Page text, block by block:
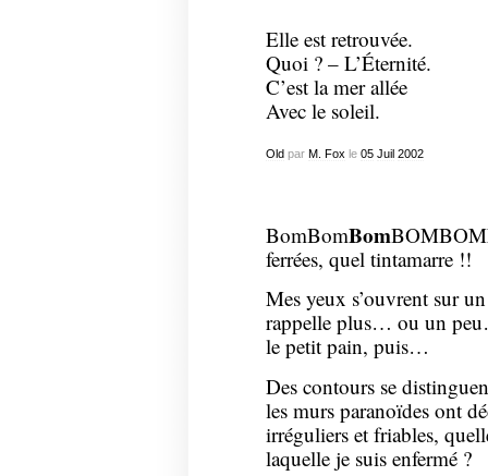
Elle est retrouvée.
Quoi ? – L’Éternité.
C’est la mer allée
Avec le soleil.
Old par M. Foxle 05 Juil 2002
BomBomBomBOMBOM
ferrées, quel tintamarre !!
Mes yeux s’ouvrent sur
rappelle plus… ou un
le petit pain, puis…
Des contours se
les murs paranoïdes ont
irréguliers et friables,
laquelle je suis enfermé ?